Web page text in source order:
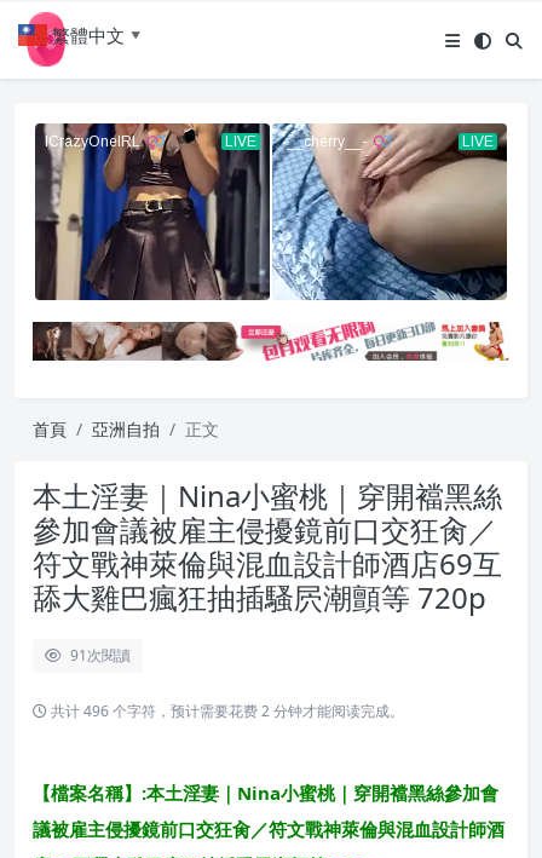
首頁 亞洲自拍 正文
本土淫妻｜Nina小蜜桃｜穿開襠黑絲
參加會議被雇主侵擾鏡前口交狂肏／
符文戰神萊倫與混血設計師酒店69互
舔大雞巴瘋狂抽插騷屄潮顫等 720p
91次閱讀
共计 496 个字符，预计需要花费 2 分钟才能阅读完成。
【檔案名稱】:本土淫妻｜Nina小蜜桃｜穿開襠黑絲參加會
議被雇主侵擾鏡前口交狂肏／符文戰神萊倫與混血設計師酒
繁體中文 ▼